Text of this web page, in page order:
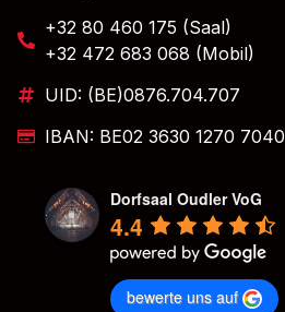
+32 80 460 175 (Saal)
+32 472 683 068 (Mobil)
UID: (BE)0876.704.707
IBAN: BE02 3630 1270 7040
Dorfsaal Oudler VoG
4.4
bewerte uns auf